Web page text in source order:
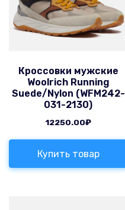
Кроссовки мужские
Woolrich Running
Suede/Nylon (WFM242-
031-2130)
12250.00₽
Купить товар